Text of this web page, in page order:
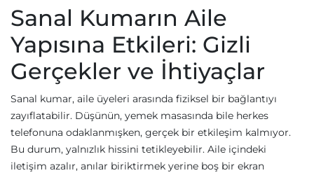
Sanal Kumarın Aile
Yapısına Etkileri: Gizli
Gerçekler ve İhtiyaçlar
Sanal kumar, aile üyeleri arasında fiziksel bir bağlantıyı
zayıflatabilir. Düşünün, yemek masasında bile herkes
telefonuna odaklanmışken, gerçek bir etkileşim kalmıyor.
Bu durum, yalnızlık hissini tetikleyebilir. Aile içindeki
iletişim azalır, anılar biriktirmek yerine boş bir ekran